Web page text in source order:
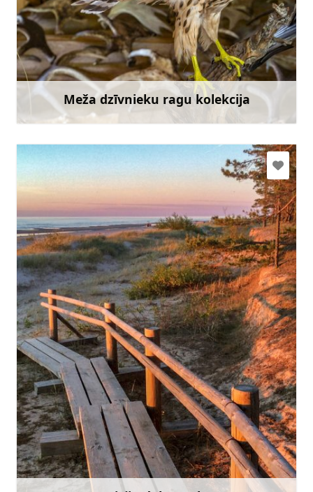
Meža dzīvnieku ragu kolekcija
livahausmane@gmail.com
+371 22453946
Doties
Uzzināt vairāk
slitere@daba.gov.lv
+371 67800389
Doties